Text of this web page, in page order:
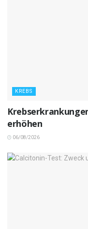
KREBS
erhöhen
06/08/2026